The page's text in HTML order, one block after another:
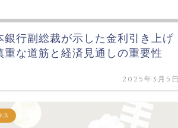
銀行副総裁が示した金利引き上げ
重な道筋と経済見通しの重要性
2025年3月5日
ス